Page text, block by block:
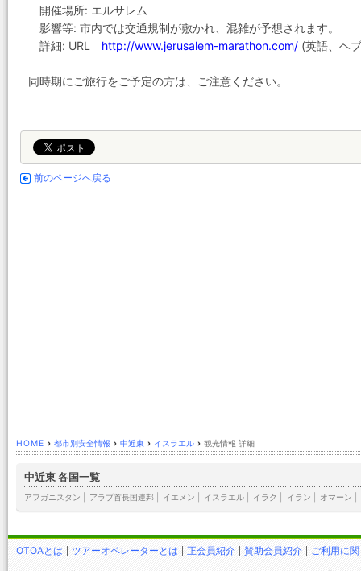
開催場所: エルサレム
影響等: 市内では交通規制が敷かれ、混雑が予想されます。
詳細: URL http://www.jerusalem-marathon.com/ (英語、ヘ
同時期にご旅行をご予定の方は、ご注意ください。
前のページへ戻る
HOME › 都市別安全情報 › 中近東 › イスラエル › 観光情報 詳細
中近東 各国一覧
アフガニスタン アラブ首長国連邦 イエメン イスラエル イラク イラン オマーン
OTOAとは ツアーオペレーターとは 正会員紹介 賛助会員紹介 ご利用に